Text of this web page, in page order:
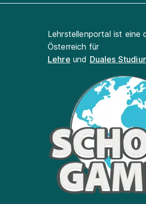
Lehrstellenportal ist eine
Österreich für
Lehre und Duales